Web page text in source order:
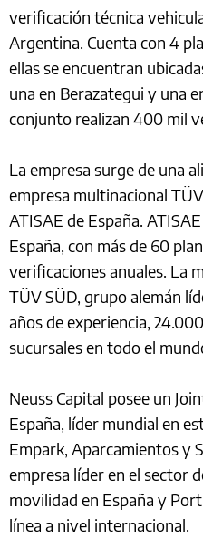
verificación técnica
Argentina. Cuenta con 4
ellas se encuentran
una en Berazategui y una
conjunto realizan 400 mil
La empresa surge de una
empresa multinacional
ATISAE de España.
España, con más de 60
verificaciones anuales. La
TÜV SÜD, grupo alemán
años de experiencia,
sucursales en todo el
Neuss Capital posee un
España, líder mundial en
Empark, Aparcamientos y
empresa líder en el sector
movilidad en España y
línea a nivel internacional.